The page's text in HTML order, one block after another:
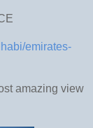
emirates-
amazing view